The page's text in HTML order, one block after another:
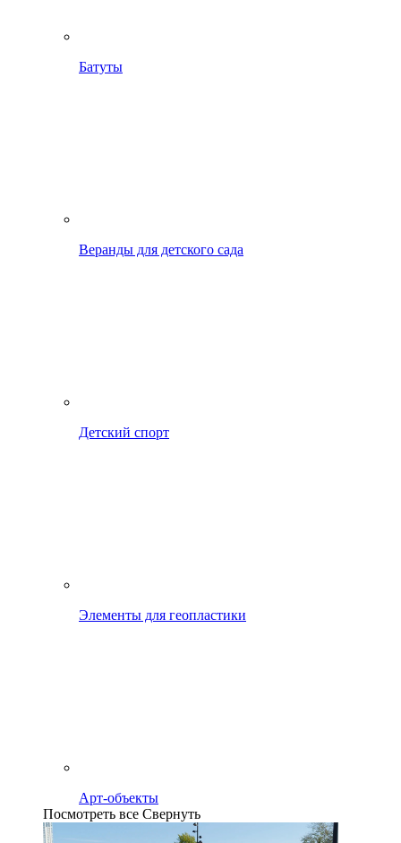
Батуты
Веранды для детского сада
Детский спорт
Элементы для геопластики
Арт-объекты
Посмотреть все Свернуть